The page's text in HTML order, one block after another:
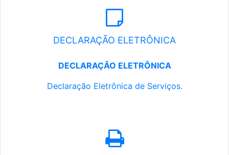
DECLARAÇÃO ELETRÔNICA
DECLARAÇÃO ELETRÔNICA
Declaração Eletrônica de Serviços.